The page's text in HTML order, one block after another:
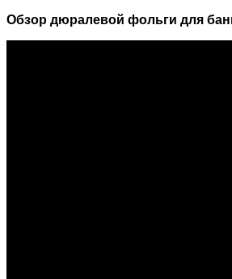
Обзор дюралевой фольги для